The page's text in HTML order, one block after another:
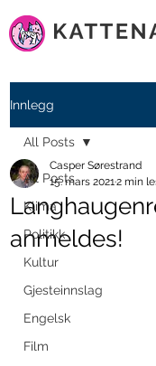
Innlegg
All Posts
Klima
Politikk
Kultur
Gjesteinnslag
Engelsk
Film
All Posts
anmeldes!
Casper Sørestrand
15. mars 20212 min